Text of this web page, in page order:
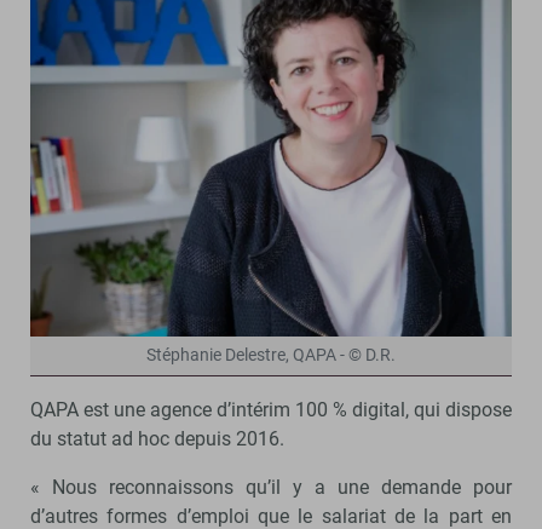
Stéphanie Delestre, QAPA - © D.R.
QAPA est une agence d’intérim 100 % digital, qui dispose
du statut ad hoc depuis 2016.
« Nous reconnaissons qu’il y a une demande pour
d’autres formes d’emploi que le salariat de la part en